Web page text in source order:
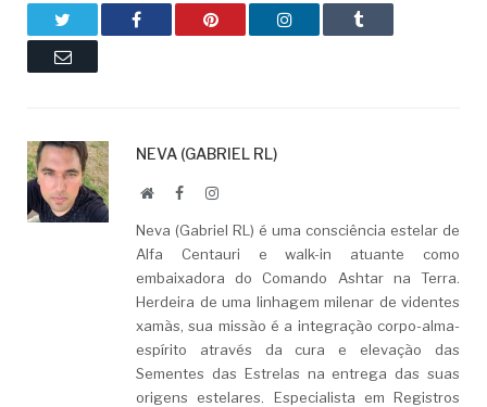
Facebook Pinterest LinkedIn Tumblr
Email
NEVA (GABRIEL RL)
WebsiteFacebookLinkedIn
Neva (Gabriel RL) é uma consciência estelar de
Alfa Centauri e walk-in atuante como
embaixadora do Comando Ashtar na Terra.
Herdeira de uma linhagem milenar de videntes
xamãs, sua missão é a integração corpo-alma-
espírito através da cura e elevação das
Sementes das Estrelas na entrega das suas
origens estelares. Especialista em Registros